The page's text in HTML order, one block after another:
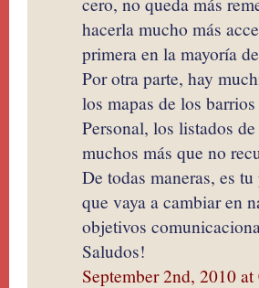
hacerla mucho más
primera en la mayoría
Por otra parte, hay
los mapas de los
Personal, los listados
muchos más que no
De todas maneras, es
que vaya a cambiar en
objetivos
Saludos!
September 2nd, 2010 at